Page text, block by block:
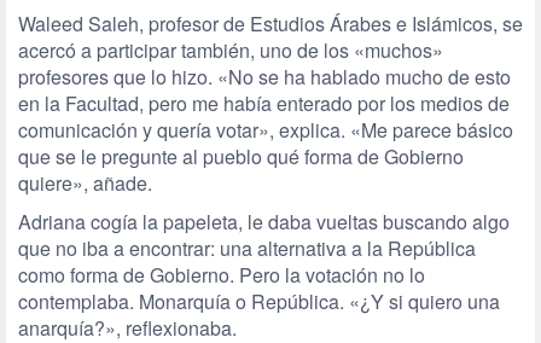
Waleed Saleh, profesor de Estudios Árabes e Islámicos, se
acercó a participar también, uno de los «muchos»
profesores que lo hizo. «No se ha hablado mucho de esto
en la Facultad, pero me había enterado por los medios de
comunicación y quería votar», explica. «Me parece básico
que se le pregunte al pueblo qué forma de Gobierno
quiere», añade.
Adriana cogía la papeleta, le daba vueltas buscando algo
que no iba a encontrar: una alternativa a la República
como forma de Gobierno. Pero la votación no lo
contemplaba. Monarquía o República. «¿Y si quiero una
anarquía?», reflexionaba.